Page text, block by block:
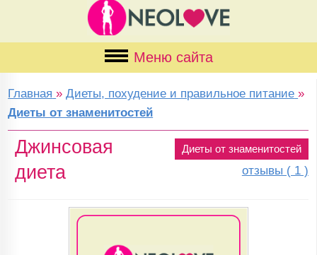
Меню сайта
Главная »Диеты, похудение и правильное питание »
Диеты от знаменитостей
Диеты от знаменитостей
отзывы ( 1 )
Джинсовая
диета